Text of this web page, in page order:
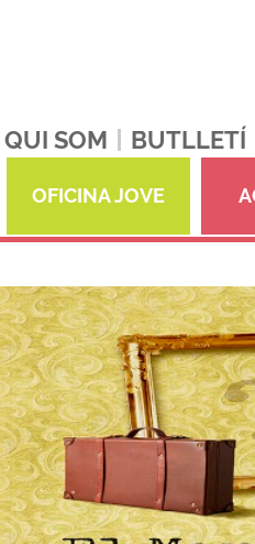
QUI SOM BUTLLETÍ
OFICINA JOVE